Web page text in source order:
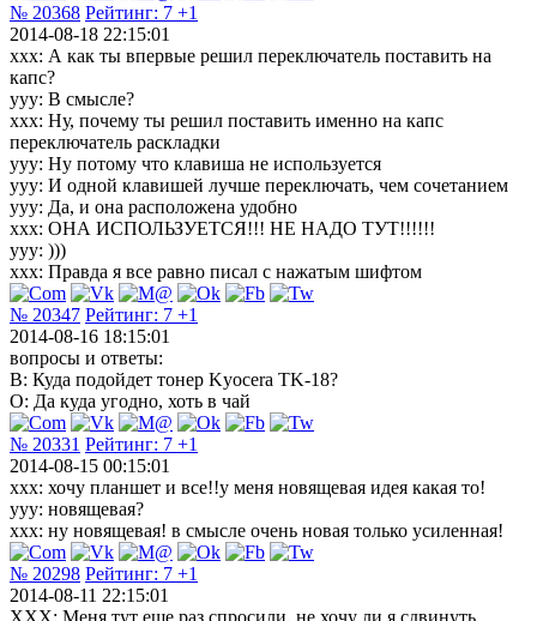
№ 20368 Рейтинг: 7 +1
2014-08-18 22:15:01
xxx: А как ты впервые решил переключатель поставить на
капс?
yyy: В смысле?
xxx: Ну, почему ты решил поставить именно на капс
переключатель раскладки
yyy: Ну потому что клавиша не используется
yyy: И одной клавишей лучше переключать, чем сочетанием
yyy: Да, и она расположена удобно
xxx: ОНА ИСПОЛЬЗУЕТСЯ!!! НЕ НАДО ТУТ!!!!!!
yyy: )))
xxx: Правда я все равно писал с нажатым шифтом
№ 20347 Рейтинг: 7 +1
2014-08-16 18:15:01
вопросы и ответы:
В: Куда подойдет тонер Kyocera TK-18?
О: Да куда угодно, хоть в чай
№ 20331 Рейтинг: 7 +1
2014-08-15 00:15:01
ххх: хочу планшет и все!!у меня новящевая идея какая то!
ууу: новящевая?
ххх: ну новящевая! в смысле очень новая только усиленная!
№ 20298 Рейтинг: 7 +1
2014-08-11 22:15:01
XXX: Меня тут еще раз спросили, не хочу ли я сдвинуть